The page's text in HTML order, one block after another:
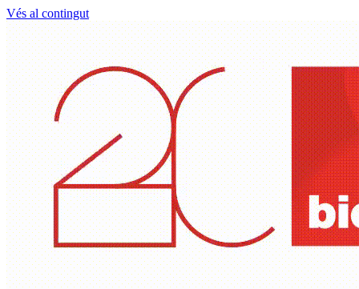
Vés al contingut